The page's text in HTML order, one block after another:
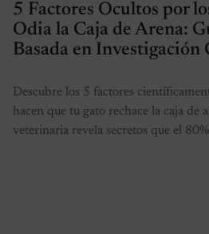
5 Factores Ocultos por
Odia la Caja de Arena:
Basada en
Descubre los 5 factores
hacen que tu gato rechace la caja de
veterinaria revela secretos que el